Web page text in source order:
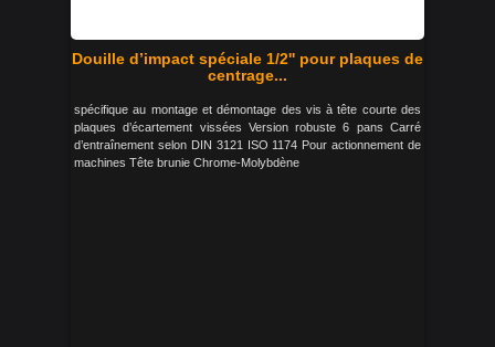
Douille d’impact spéciale 1/2'' pour plaques de
centrage...
spécifique au montage et démontage des vis à tête courte des
plaques d’écartement vissées Version robuste 6 pans Carré
d’entraînement selon DIN 3121 ISO 1174 Pour actionnement de
machines Tête brunie Chrome-Molybdène